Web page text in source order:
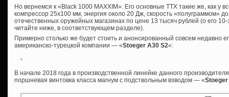
Но вернемся к «Black 1000 MAXXIM». Его основные ТТХ такие же, как у
компрессор 25х100 мм, энергия около 20 Дж, скорость «полуграммом»
отечественных оружейных магазинах по цене 13 тысяч рублей (о его
читайте ниже, в соответствующем разделе).
Примерно столько же будет стоить и анонсированный совсем недавно
американско-турецкой компании — «Stoeger A30 S2«:
В начале 2018 года в производственной линейке данного
поршневая винтовка класса магнум с подствольным взводом — «Stoeger